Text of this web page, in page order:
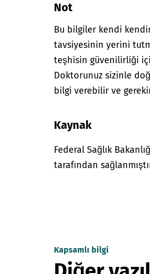
Not
Bu bilgiler kendi
tavsiyesinin yerini
teşhisin güvenilirliği
Doktorunuz sizinle
bilgi verebilir ve
Kaynak
Federal Sağlık
tarafından
Kapsamlı bilgi